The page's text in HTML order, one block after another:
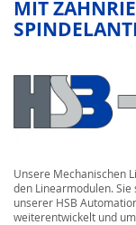
MIT
Unsere Mechanischen
den Linearmodulen.
unserer HSB
weiterentwickelt und